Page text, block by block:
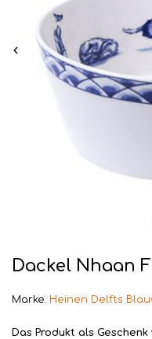
Dackel Nhaan
Marke: Heinen Delfts
Das Produkt als Geschenk